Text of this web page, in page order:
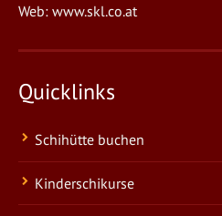
Web: www.skl.co.at
Quicklinks
Schihütte buchen
Kinderschikurse